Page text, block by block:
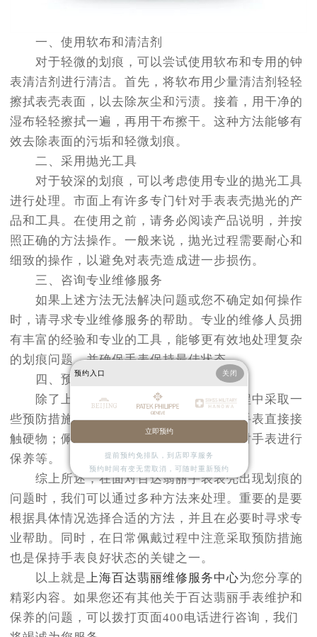
一、使用软布和清洁剂
对于轻微的划痕，可以尝试使用软布和专用的钟
表清洁剂进行清洁。首先，将软布用少量清洁剂轻轻
擦拭表壳表面，以去除灰尘和污渍。接着，用干净的
湿布轻轻擦拭一遍，再用干布擦干。这种方法能够有
效去除表面的污垢和轻微划痕。
二、采用抛光工具
对于较深的划痕，可以考虑使用专业的抛光工具
进行处理。市面上有许多专门针对手表表壳抛光的产
品和工具。在使用之前，请务必阅读产品说明，并按
照正确的方法操作。一般来说，抛光过程需要耐心和
细致的操作，以避免对表壳造成进一步损伤。
三、咨询专业维修服务
如果上述方法无法解决问题或您不确定如何操作
时，请寻求专业维修服务的帮助。专业的维修人员拥
有丰富的经验和专业的工具，能够更有效地处理复杂
的划痕问题，并确保手表保持最佳状态。
四、预防措施
除了上述处理方法外，在日常佩戴过程中采取一
些预防措施也是非常重要的。例如：避免手表直接接
触硬物；佩戴时尽量减少剧烈运动；定期对手表进行
保养等。
综上所述，在面对百达翡丽手表表壳出现划痕的
问题时，我们可以通过多种方法来处理。重要的是要
根据具体情况选择合适的方法，并且在必要时寻求专
业帮助。同时，在日常佩戴过程中注意采取预防措施
也是保持手表良好状态的关键之一。
以上就是上海百达翡丽维修服务中心为您分享的
精彩内容。如果您还有其他关于百达翡丽手表维护和
保养的问题，可以拨打页面400电话进行咨询，我们
预约入口 关闭
立即预约
提前预约免排队，到店即享服务
预约时间有变无需取消，可随时重新预约